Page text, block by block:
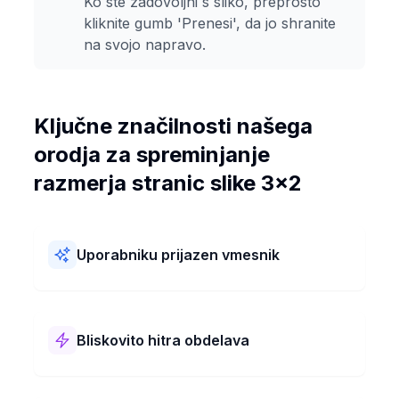
kliknite gumb 'Prenesi', da jo shranite
na svojo napravo.
Ključne značilnosti našega
orodja za spreminjanje
razmerja stranic slike 3x2
Uporabniku prijazen vmesnik
svojih slik lahko spremenite hitro in brez težav.
Bliskovito hitra obdelava